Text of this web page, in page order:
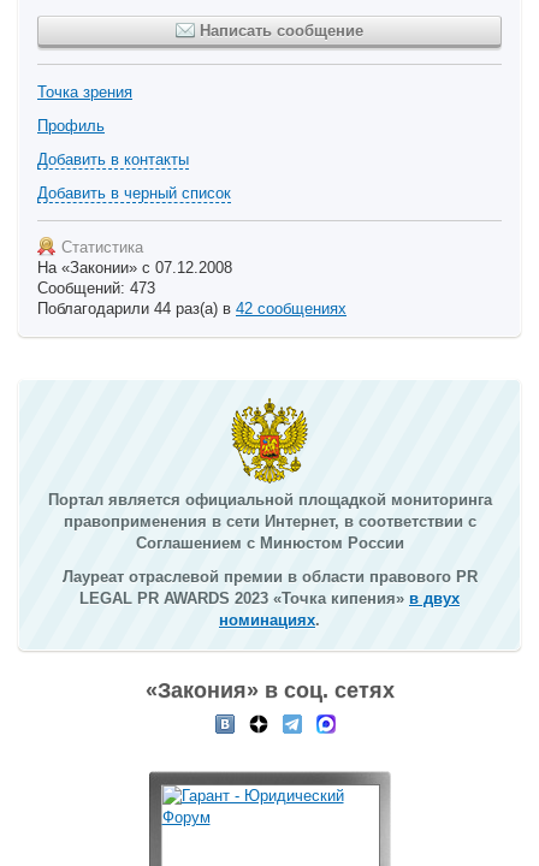
Написать сообщение
Точка зрения
Профиль
Добавить в контакты
Добавить в черный список
Статистика
На «Законии» с 07.12.2008
Сообщений: 473
Поблагодарили 44 раз(а) в 42 сообщениях
Портал является официальной площадкой мониторинга
правоприменения в сети Интернет, в соответствии с
Соглашением с Минюстом России
Лауреат отраслевой премии в области правового PR
LEGAL PR AWARDS 2023 «Точка кипения» в двух
номинациях.
«Закония» в соц. сетях